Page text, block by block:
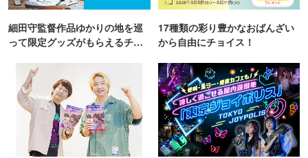
細田守監督作品ゆかりの地を巡
って限定グッズがもらえるチャ
17種類の彩り豊かなおばんざい
から自由にチョイス！